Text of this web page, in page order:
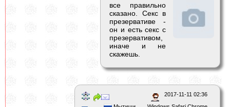
все правильно
сказано. Секс в
презервативе -
он и есть секс с
презервативом,
иначе и не
скажешь.
2017-11-11 02:36